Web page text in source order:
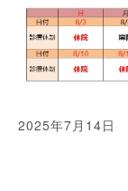
2025年7月14日